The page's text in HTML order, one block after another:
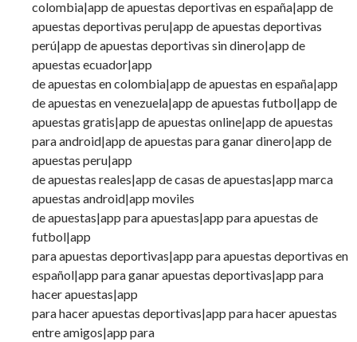
colombia|app de apuestas deportivas en españa|app de
apuestas deportivas peru|app de apuestas deportivas
perú|app de apuestas deportivas sin dinero|app de
apuestas ecuador|app
de apuestas en colombia|app de apuestas en españa|app
de apuestas en venezuela|app de apuestas futbol|app de
apuestas gratis|app de apuestas online|app de apuestas
para android|app de apuestas para ganar dinero|app de
apuestas peru|app
de apuestas reales|app de casas de apuestas|app marca
apuestas android|app moviles
de apuestas|app para apuestas|app para apuestas de
futbol|app
para apuestas deportivas|app para apuestas deportivas en
español|app para ganar apuestas deportivas|app para
hacer apuestas|app
para hacer apuestas deportivas|app para hacer apuestas
entre amigos|app para